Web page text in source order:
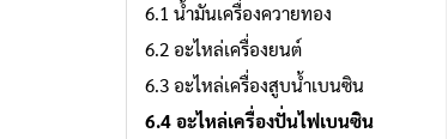
6.1 น้ำมันเครื่องควายทอง
6.2 อะไหล่เครื่องยนต์
6.3 อะไหล่เครื่องสูบน้ำเบนซิน
6.4 อะไหล่เครื่องปั่นไฟเบนซิน